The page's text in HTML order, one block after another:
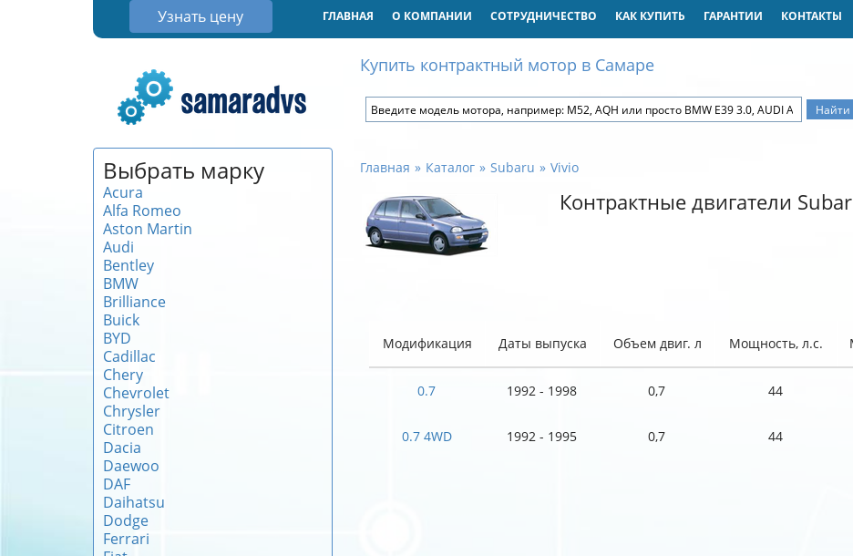
Узнать цену ГЛАВНАЯ О КОМПАНИИ СОТРУДНИЧЕСТВО КАК КУПИТЬ ГАРАНТИИ КОНТАКТЫ
Купить контрактный мотор в Самаре
Выбрать марку
Acura
Alfa Romeo
Aston Martin
Audi
Bentley
BMW
Brilliance
Buick
BYD
Cadillac
Chery
Chevrolet
Chrysler
Citroen
Dacia
Daewoo
DAF
Daihatsu
Dodge
Ferrari
Главная Каталог Subaru Vivio
Контрактные двигатели
Модификация Даты выпуска Объем двиг. л Мощность, л.с.
0.7 1992 - 1998 0,7 44
0.7 4WD 1992 - 1995 0,7 44